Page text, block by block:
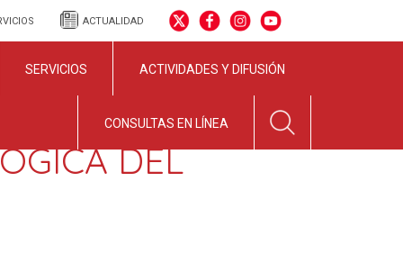
ACTUALIDAD
SERVICIOS ACTIVIDADES Y DIFUSIÓN
CONSULTAS EN LÍNEA
DEL